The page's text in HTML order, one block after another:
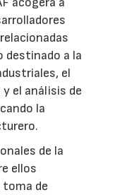
destinado a la
el
el análisis de
la
de la
ellos
toma de